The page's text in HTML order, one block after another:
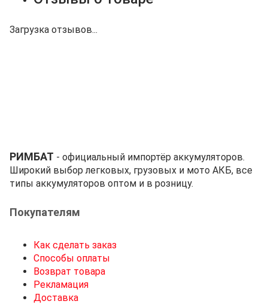
Загрузка отзывов...
РИМБАТ - официальный импортёр аккумуляторов.
Широкий выбор легковых, грузовых и мото АКБ, все
типы аккумуляторов оптом и в розницу.
Покупателям
Как сделать заказ
Способы оплаты
Возврат товара
Рекламация
Доставка